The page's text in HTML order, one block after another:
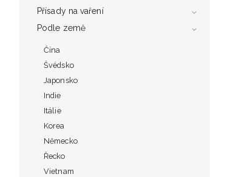
Přísady na vaření
Podle země
Čína
Švédsko
Japonsko
Indie
Itálie
Korea
Německo
Řecko
Vietnam